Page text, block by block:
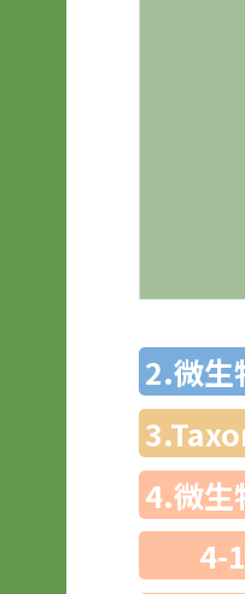
2.微生
4.微生
4-